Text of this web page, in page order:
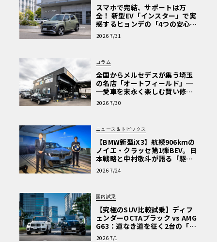
スマホで完結、サポートは万
全！ 新型EV「インスター」で実
感するヒョンデの「4つの安心」
【第1回・ヒョンデ6つの疑問：
Why? Hyundai?】〈PR〉
2026 7/31
コラム
全国からメルセデスが集う埼玉
の名店「オートフィールド」─
─愛車を末永く楽しむ賢い修理
術と、プロがフックス製オイル
を選ぶ理由〈PR〉
2026 7/30
ニュース＆トピックス
【BMW新型iX3】航続906kmの
ノイエ・クラッセ第1弾BEV。日
本戦略と中村敬斗が語る「駆け
ぬける歓び」
2026 7/24
国内試乗
【究極のSUV比較試乗】ディフ
ェンダーOCTAブラック vs AMG
G63：道なき道を征く2台の「対
極的アプローチ」
2026 7/1